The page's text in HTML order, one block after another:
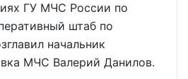
ГУ МЧС России по
штаб по
начальник
МЧС Валерий Данилов.